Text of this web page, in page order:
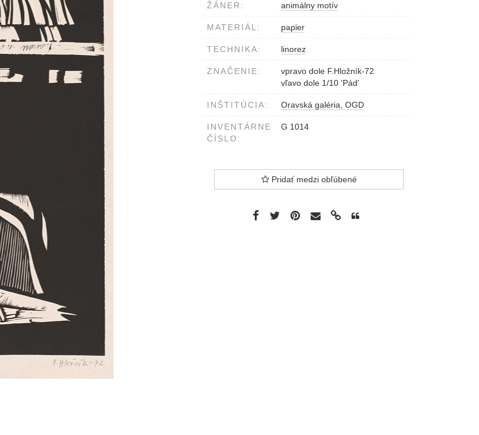
ŽÁNER: animálny motív
MATERIÁL: papier
TECHNIKA: linorez
ZNAČENIE:
vpravo dole F.Hložník-72
vľavo dole 1/10 'Pád'
INŠTITÚCIA: Oravská galéria, OGD
INVENTÁRNE
ČÍSLO:
G 1014
Pridať medzi obľúbené